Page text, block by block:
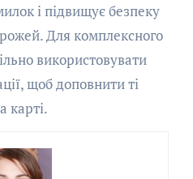
і підвищує безпеку
Для комплексного
використовувати
щоб доповнити ті
карті.